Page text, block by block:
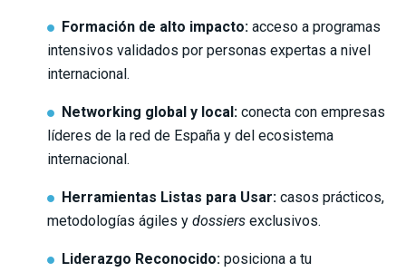
Formación de alto impacto: acceso a programas
intensivos validados por personas expertas a nivel
internacional.
Networking global y local: conecta con empresas
líderes de la red de España y del ecosistema
internacional.
Herramientas Listas para Usar: casos prácticos,
metodologías ágiles y dossiers exclusivos.
Liderazgo Reconocido: posiciona a tu